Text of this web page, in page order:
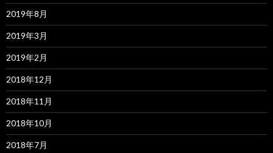
2019年8月
2019年3月
2019年2月
2018年12月
2018年11月
2018年10月
2018年7月